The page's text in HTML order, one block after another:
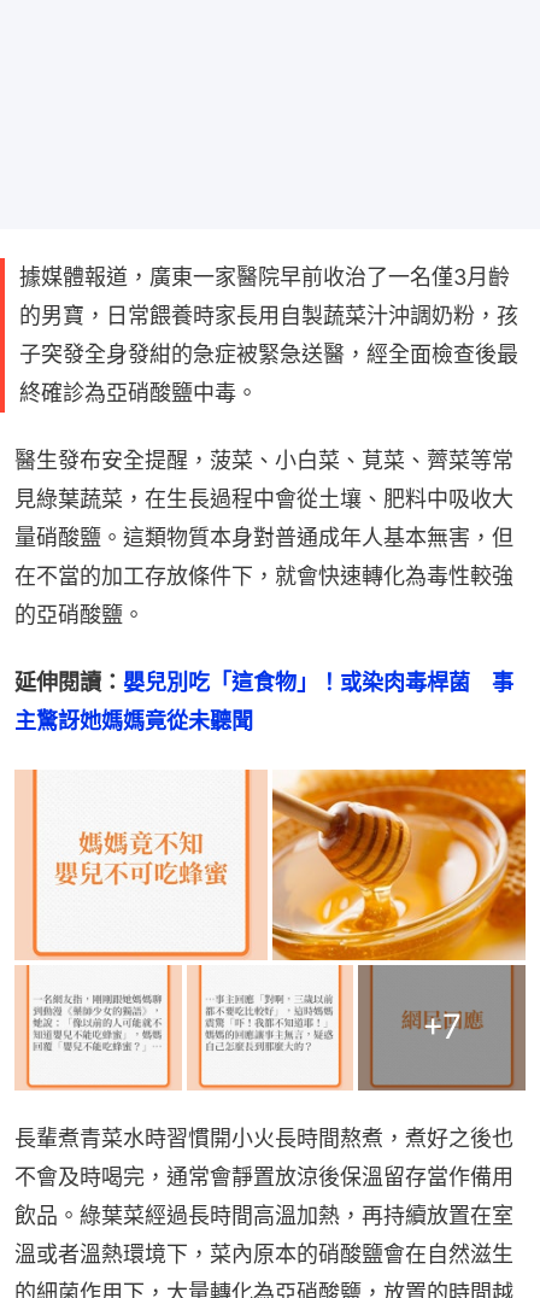
據媒體報道，廣東一家醫院早前收治了一名僅3月齡
的男寶，日常餵養時家長用自製蔬菜汁沖調奶粉，孩
子突發全身發紺的急症被緊急送醫，經全面檢查後最
終確診為亞硝酸鹽中毒。
醫生發布安全提醒，菠菜、小白菜、莧菜、薺菜等常
見綠葉蔬菜，在生長過程中會從土壤、肥料中吸收大
量硝酸鹽。這類物質本身對普通成年人基本無害，但
在不當的加工存放條件下，就會快速轉化為毒性較強
的亞硝酸鹽。
延伸閱讀： 嬰兒別吃「這食物」！或染肉毒桿菌　事
主驚訝她媽媽竟從未聽聞
+7
長輩煮青菜水時習慣開小火長時間熬煮，煮好之後也
不會及時喝完，通常會靜置放涼後保溫留存當作備用
飲品。綠葉菜經過長時間高溫加熱，再持續放置在室
溫或者溫熱環境下，菜內原本的硝酸鹽會在自然滋生
的細菌作用下，大量轉化為亞硝酸鹽，放置的時間越